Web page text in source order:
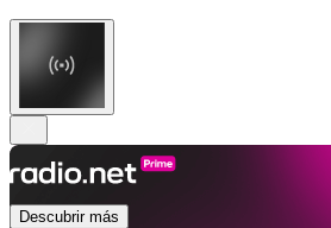
Descubrir más